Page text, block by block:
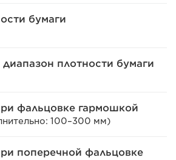
бумаги
плотности бумаги
фальцовке гармошкой
100–300 мм)
поперечной фальцовке